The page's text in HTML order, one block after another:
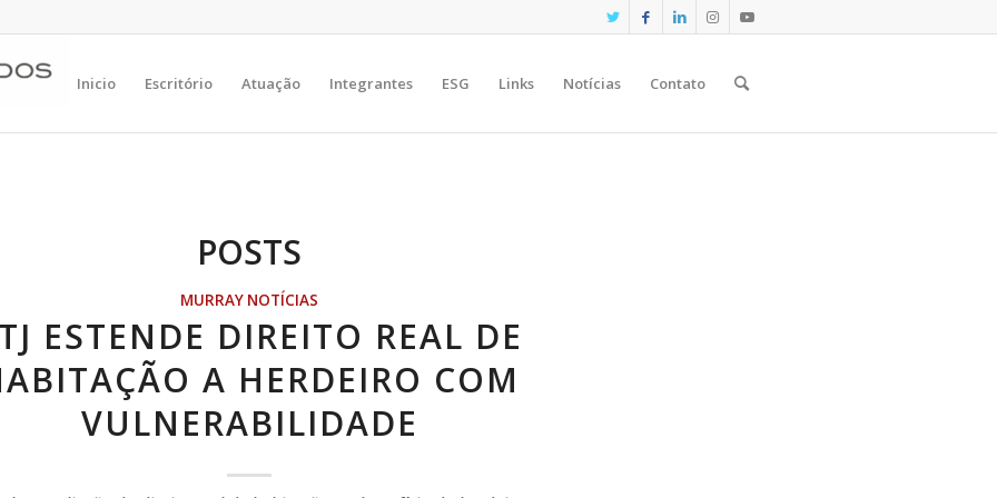
Inicio Escritório Atuação Integrantes ESG Links Notícias Contato
POSTS
MURRAY NOTÍCIAS
ESTENDE DIREITO REAL DE
A HERDEIRO COM
VULNERABILIDADE